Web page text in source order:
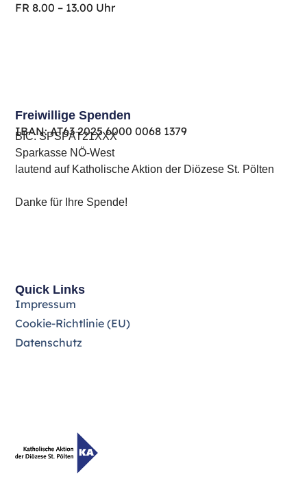
Quick Links
Impressum
Cookie-Richtlinie (EU)
Datenschutz
FR 8.00 – 13.00 Uhr
Freiwillige Spenden
IBAN: AT63 ​2025 ​6000 ​0068 ​1379
BIC: SPSPAT21XXX
Sparkasse NÖ-West
lautend auf Katholische Aktion der Diözese St. Pölten
Danke für Ihre Spende!